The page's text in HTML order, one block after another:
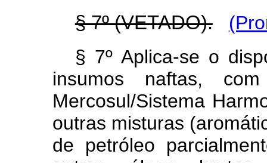
§ 7º (VETADO).
§ 7º Aplica-se o
insumos naftas,
Mercosul/Sistema
outras misturas
de petróleo